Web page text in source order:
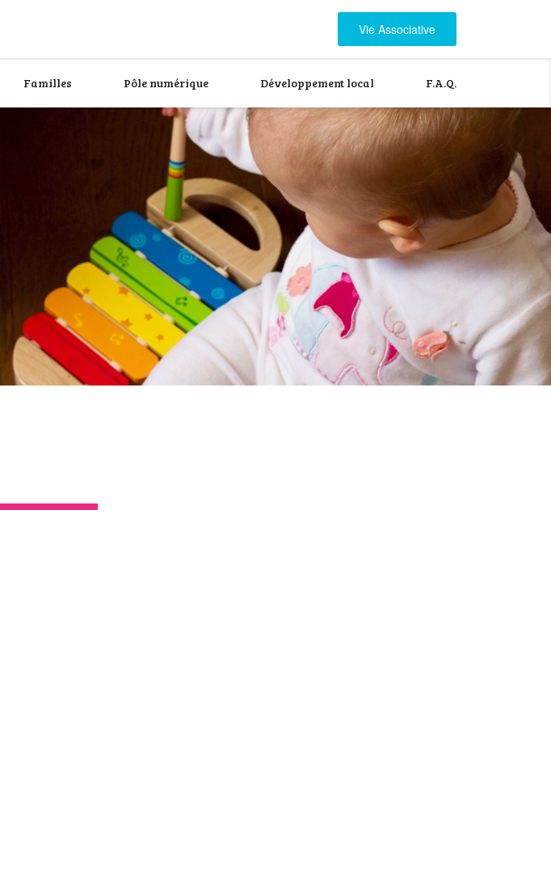
Vie Associative
Familles Pôle numérique Développement local F.A.Q.